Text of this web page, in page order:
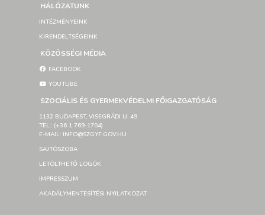
HÁLÓZATUNK
INTÉZMÉNYEINK
KIRENDELTSÉGEINK
KÖZÖSSÉGI MÉDIA
FACEBOOK
YOUTUBE
SZOCIÁLIS ÉS GYERMEKVÉDELMI FŐIGAZGATÓSÁG
1132 BUDAPEST, VISEGRÁDI U. 49
TEL.: (+36 1 769-1704)
E-MAIL: INFO@SZGYF.GOV.HU
SAJTÓSZOBA
LETÖLTHETŐ LOGÓK
IMPRESSZUM
AKADÁLYMENTESÍTÉSI NYILATKOZAT